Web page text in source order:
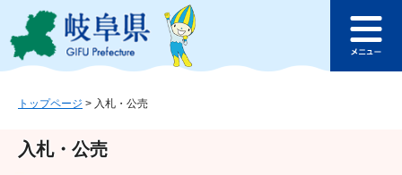
ジ
ュ
このページの本文へ
ュ
トップページ > 入札・公売
入札・公売